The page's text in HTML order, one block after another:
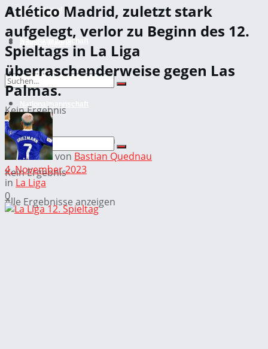
International
Nationalmannschaft
Kein Ergebnis
Alle Ergebnisse anzeigen
Real Madrid
International
Nationalmannschaft
Kein Ergebnis
Alle Ergebnisse anzeigen
Atlético Madrid, zuletzt stark
aufgelegt, verlor zu Beginn des 12.
Spieltags in La Liga
überraschenderweise gegen Las
Palmas.
von Bastian Quednau
4. November 2023
in La Liga
0